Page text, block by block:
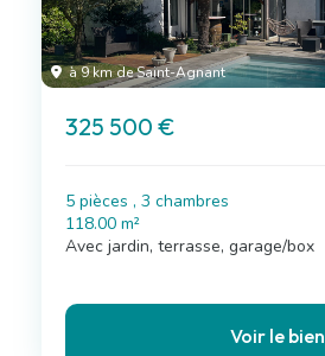
à 9 km de Saint-Agnant
325 500 €
5 pièces , 3 chambres
118.00 m²
Avec jardin, terrasse, garage/box
Voir le bien